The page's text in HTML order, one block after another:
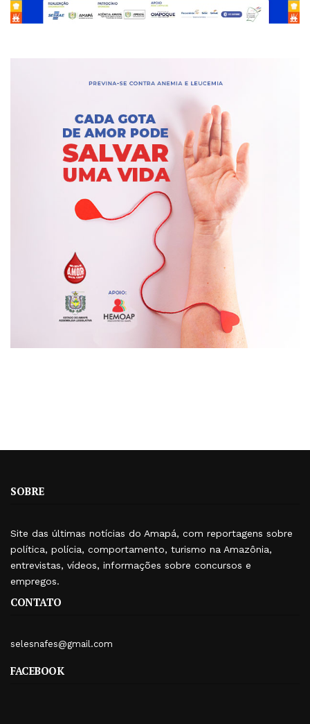
SOBRE
Site das últimas notícias do Amapá, com reportagens sobre
política, polícia, comportamento, turismo na Amazônia,
entrevistas, vídeos, informações sobre concursos e
empregos.
CONTATO
selesnafes@gmail.com
FACEBOOK